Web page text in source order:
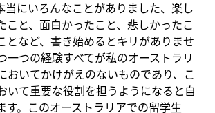
当にいろんなことがありました、楽し
こと、面白かったこと、悲しかったこ
となど、書き始めるとキリがありませ
一つの経験すべてが私のオーストラリ
おいてかけがえのないものであり、こ
いて重要な役割を担うようになると自
す。このオーストラリアでの留学生